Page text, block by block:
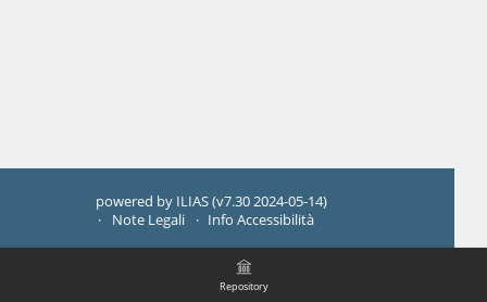
Repository
powered by ILIAS (v7.30 2024-05-14)
Note Legali
Info Accessibilità